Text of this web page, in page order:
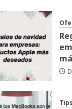
Tips